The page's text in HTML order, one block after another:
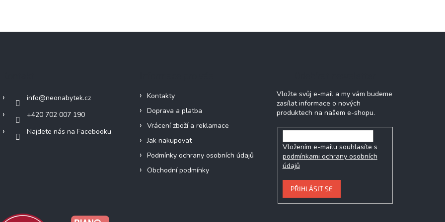
info@neonabytek.cz
+420 702 007 190
Najdete nás na Facebooku
Kontakty
Doprava a platba
Vrácení zboží a reklamace
Jak nakupovat
Podmínky ochrany osobních údajů
Obchodní podmínky
Vložte svůj e-mail a my vám budeme
zasílat informace o nových
produktech na našem e-shopu.
Vložením e-mailu souhlasíte s
podmínkami ochrany osobních
údajů
PŘIHLÁSIT SE